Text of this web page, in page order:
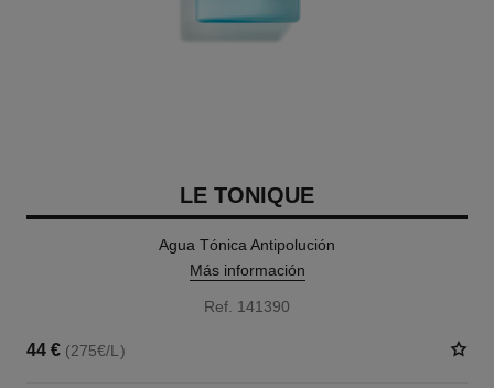
LE TONIQUE
Agua Tónica Antipolución
Más información
Ref. 141390
44 € (275€/L)